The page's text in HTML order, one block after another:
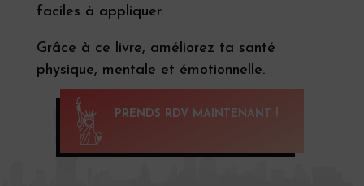
faciles à appliquer.
Grâce à ce livre, améliorez ta santé
physique, mentale et émotionnelle.
PRENDS RDV MAINTENANT !